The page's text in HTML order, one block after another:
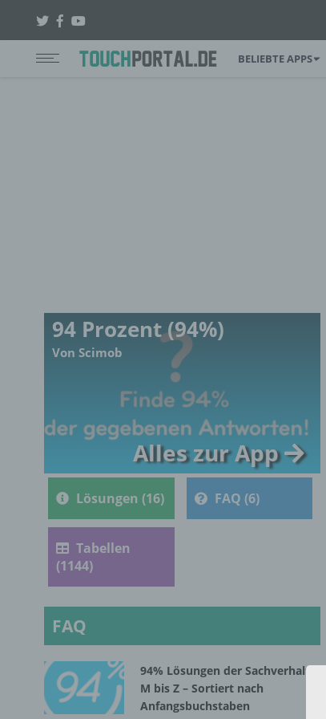
BELIEBTE APPS
94 Prozent (94%)
Von Scimob
Alles zur App
Lösungen (16) FAQ (6)
Tabellen
(1144)
FAQ
94% Lösungen der Sachverhalte
M bis Z – Sortiert nach
Anfangsbuchstaben